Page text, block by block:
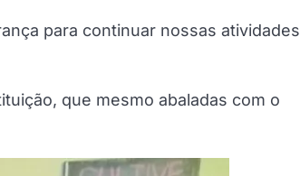
para continuar nossas atividades
que mesmo abaladas com o